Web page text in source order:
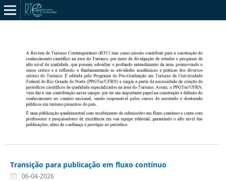
Transição para publicação em fluxo contínuo
06-04-2026